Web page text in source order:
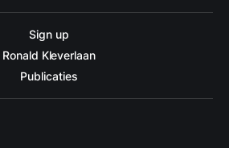
Sign up
Ronald Kleverlaan
Publicaties